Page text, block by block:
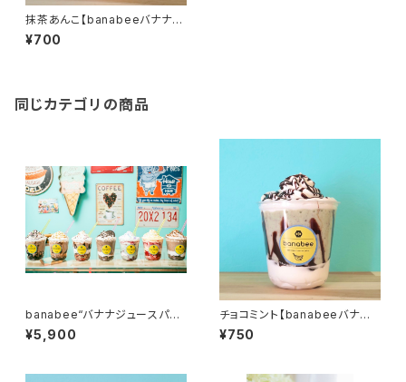
抹茶あんこ【banabeeバナナジ
ュースパフェ】
¥700
同じカテゴリの商品
banabee“バナナジュースパフ
ェ“ギフトセット
¥5,900
チョコミント【banabeeバナナ
ジュースパフェ】
¥750